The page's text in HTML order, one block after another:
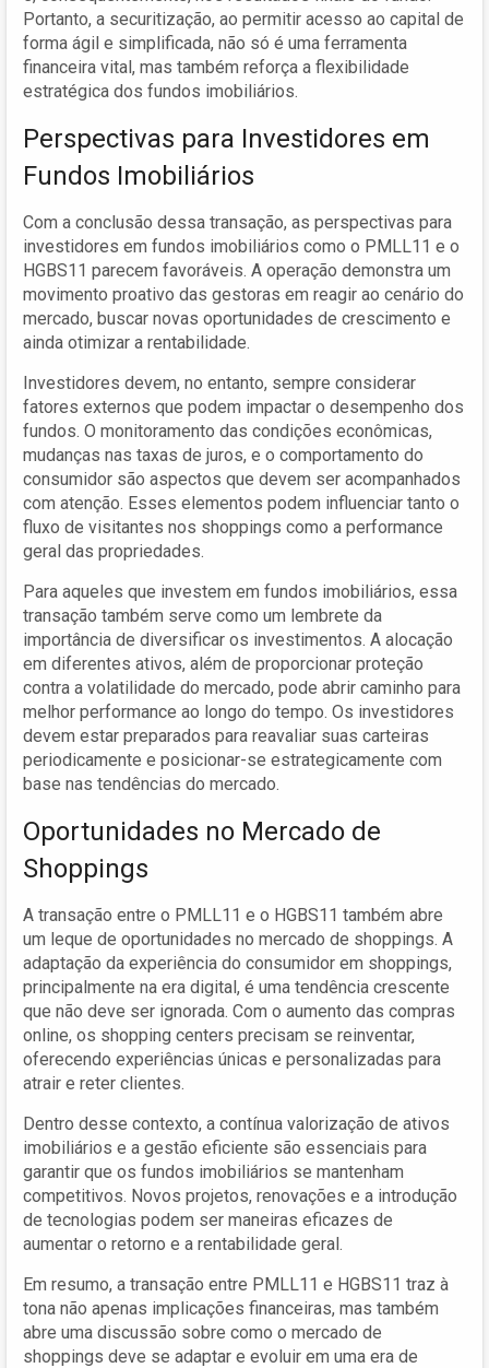
Portanto, a securitização, ao permitir acesso ao capital de
forma ágil e simplificada, não só é uma ferramenta
financeira vital, mas também reforça a flexibilidade
estratégica dos fundos imobiliários.
Perspectivas para Investidores em
Fundos Imobiliários
Com a conclusão dessa transação, as perspectivas para
investidores em fundos imobiliários como o PMLL11 e o
HGBS11 parecem favoráveis. A operação demonstra um
movimento proativo das gestoras em reagir ao cenário do
mercado, buscar novas oportunidades de crescimento e
ainda otimizar a rentabilidade.
Investidores devem, no entanto, sempre considerar
fatores externos que podem impactar o desempenho dos
fundos. O monitoramento das condições econômicas,
mudanças nas taxas de juros, e o comportamento do
consumidor são aspectos que devem ser acompanhados
com atenção. Esses elementos podem influenciar tanto o
fluxo de visitantes nos shoppings como a performance
geral das propriedades.
Para aqueles que investem em fundos imobiliários, essa
transação também serve como um lembrete da
importância de diversificar os investimentos. A alocação
em diferentes ativos, além de proporcionar proteção
contra a volatilidade do mercado, pode abrir caminho para
melhor performance ao longo do tempo. Os investidores
devem estar preparados para reavaliar suas carteiras
periodicamente e posicionar-se estrategicamente com
base nas tendências do mercado.
Oportunidades no Mercado de
Shoppings
A transação entre o PMLL11 e o HGBS11 também abre
um leque de oportunidades no mercado de shoppings. A
adaptação da experiência do consumidor em shoppings,
principalmente na era digital, é uma tendência crescente
que não deve ser ignorada. Com o aumento das compras
online, os shopping centers precisam se reinventar,
oferecendo experiências únicas e personalizadas para
atrair e reter clientes.
Dentro desse contexto, a contínua valorização de ativos
imobiliários e a gestão eficiente são essenciais para
garantir que os fundos imobiliários se mantenham
competitivos. Novos projetos, renovações e a introdução
de tecnologias podem ser maneiras eficazes de
aumentar o retorno e a rentabilidade geral.
Em resumo, a transação entre PMLL11 e HGBS11 traz à
tona não apenas implicações financeiras, mas também
abre uma discussão sobre como o mercado de
shoppings deve se adaptar e evoluir em uma era de